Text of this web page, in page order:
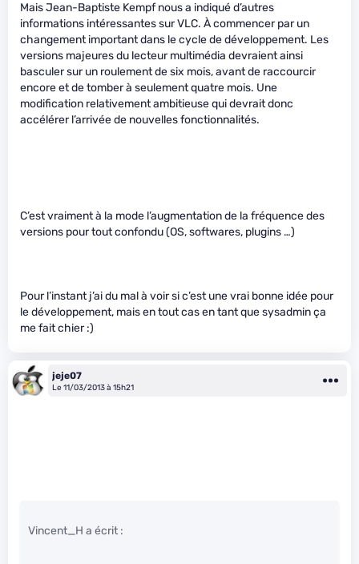
Mais Jean-Baptiste Kempf nous a indiqué d’autres
informations intéressantes sur VLC. À commencer par un
changement important dans le cycle de développement. Les
versions majeures du lecteur multimédia devraient ainsi
basculer sur un roulement de six mois, avant de raccourcir
encore et de tomber à seulement quatre mois. Une
modification relativement ambitieuse qui devrait donc
accélérer l’arrivée de nouvelles fonctionnalités.
C’est vraiment à la mode l’augmentation de la fréquence des
versions pour tout confondu (OS, softwares, plugins …)
Pour l’instant j’ai du mal à voir si c’est une vrai bonne idée pour
le développement, mais en tout cas en tant que sysadmin ça
me fait chier :)
jeje07
Le 11/03/2013 à 15h21
Vincent_H a écrit :